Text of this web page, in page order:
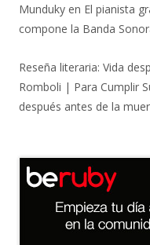
Munduky en El pianista
compone la Banda
Reseña literaria: Vida
Romboli | Para Cumplir
después antes de la